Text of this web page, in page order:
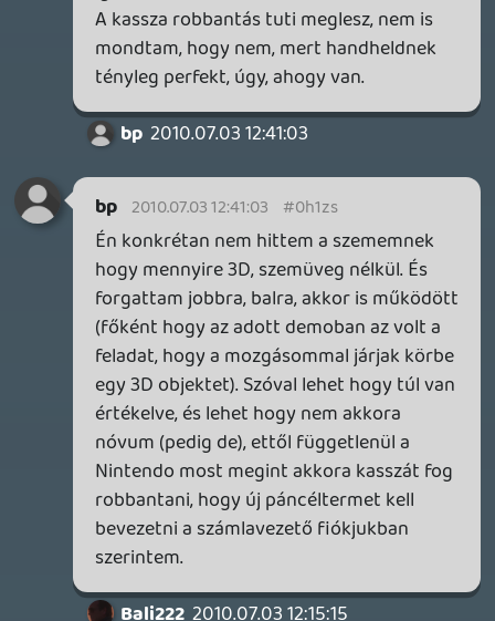
Necroman Mk2 2010.07.02 21:42:52
zead 2010.07.02 21:49:30 #0h1zk
Ez a jobbra nyomom,balra megy
valószínűleg csak a sok vaku miatt
mindenki kipróbálhatta a játékot nem
voltak írányítási problémák:D
Necroman Mk2 2010.07.02 21:42:52 #0h1zj
1. Japánban a nagyfokú kulturális eltérés is
szerepet játszik abban, hogy ott a
handheld is úgy megy, mint a
nagykonzolok.
2.Szerintem mind ti, mind a NeoGaf
fórumozói túlértékelitek a 3DS szerepét:
csak mert az idei E3-on ez volt az egyetlen
hardcore közönségnek szánt hardver, még
nem kell rögtön az egekbe emelni!
Mellesleg anno a DS is forradalmat
teremtett az dupla képernyővel, melyből
az egyik érintős volt.
zead 2010.07.02 21:40:52 #0h1zi